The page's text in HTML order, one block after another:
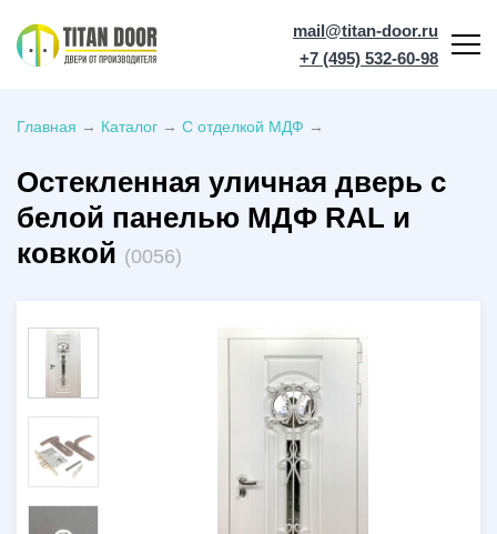
mail@titan-door.ru
+7 (495) 532-60-98
Главная → Каталог → С отделкой МДФ →
Остекленная уличная дверь с
белой панелью МДФ RAL и
ковкой (0056)